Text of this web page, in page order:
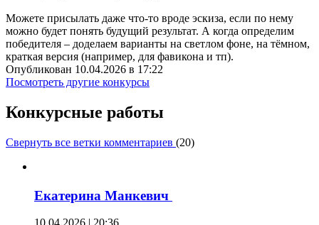
Можете присылать даже что-то вроде эскиза, если по нему
можно будет понять будущий результат. А когда определим
победителя – доделаем варианты на светлом фоне, на тёмном,
краткая версия (например, для фавикона и тп).
Опубликован 10.04.2026 в 17:22
Посмотреть другие конкурсы
Конкурсные работы
Свернуть все ветки комментариев (20)
Екатерина Манкевич